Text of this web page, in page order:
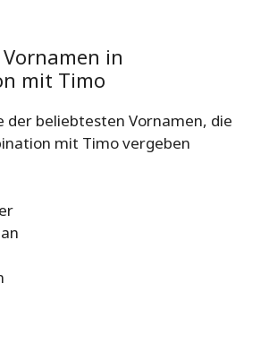
in
mit Timo
der beliebtesten Vornamen, die
mit Timo vergeben